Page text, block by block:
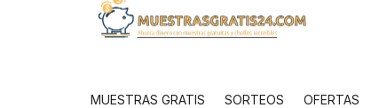
MUESTRAS GRATIS SORTEOS OFERTAS